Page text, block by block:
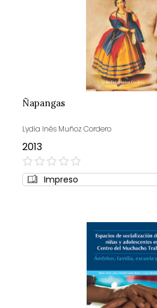
Ñapangas
Lydia Inés Muñoz Cordero
2013
0%
Impreso